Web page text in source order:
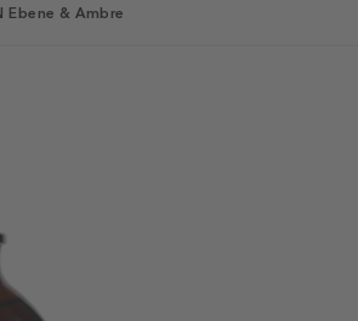
Ebene & Ambre